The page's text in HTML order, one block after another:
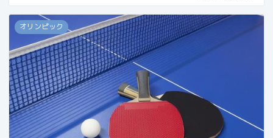
オリンピック